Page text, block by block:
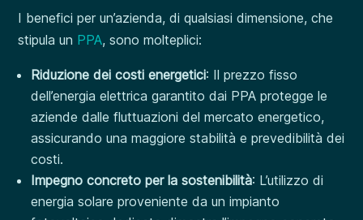
I benefici per un’azienda, di qualsiasi dimensione, che
stipula un PPA, sono molteplici:
Riduzione dei costi energetici: Il prezzo fisso
dell’energia elettrica garantito dai PPA protegge le
aziende dalle fluttuazioni del mercato energetico,
assicurando una maggiore stabilità e prevedibilità dei
costi.
Impegno concreto per la sostenibilità: L’utilizzo di
energia solare proveniente da un impianto